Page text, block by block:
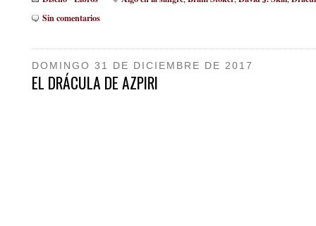
Sin comentarios
DOMINGO 31 DE DICIEMBRE DE 2017
EL DRÁCULA DE AZPIRI